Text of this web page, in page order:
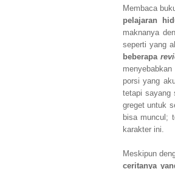
Membaca
pelajaran
maknanya
seperti yang
beberapa
porsi yang
tetapi sayang
greget untuk
bisa muncul;
karakter ini.
Meskipun
ceritanya